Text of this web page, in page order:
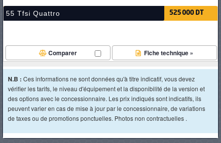
55 Tfsi Quattro 525 000 DT
Fiche technique »
Comparer
N.B : Ces informations ne sont données qu'à titre indicatif, vous devez
vérifier les tarifs, le niveau d'équipement et la disponibilité de la version et
des options avec le concessionnaire. Les prix indiqués sont indicatifs, ils
peuvent varier en cas de mise à jour par le concessionnaire, de variations
de taxes ou de promotions ponctuelles. Photos non contractuelles .